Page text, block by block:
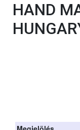
HAND